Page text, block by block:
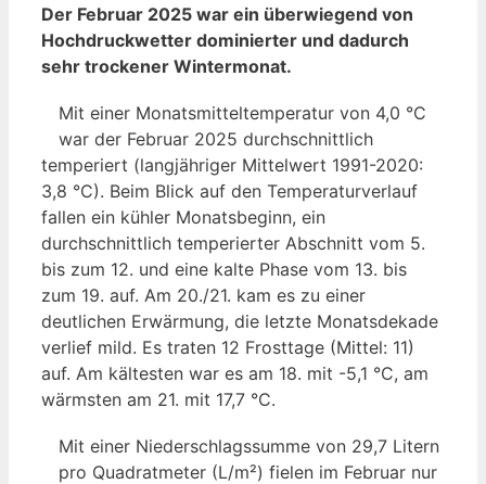
Der Februar 2025 war ein überwiegend von
Hochdruckwetter dominierter und dadurch
sehr trockener Wintermonat.
Mit einer Monatsmitteltemperatur von 4,0 °C
war der Februar 2025 durchschnittlich
temperiert (langjähriger Mittelwert 1991-2020:
3,8 °C). Beim Blick auf den Temperaturverlauf
fallen ein kühler Monatsbeginn, ein
durchschnittlich temperierter Abschnitt vom 5.
bis zum 12. und eine kalte Phase vom 13. bis
zum 19. auf. Am 20./21. kam es zu einer
deutlichen Erwärmung, die letzte Monatsdekade
verlief mild. Es traten 12 Frosttage (Mittel: 11)
auf. Am kältesten war es am 18. mit -5,1 °C, am
wärmsten am 21. mit 17,7 °C.
Mit einer Niederschlagssumme von 29,7 Litern
pro Quadratmeter (L/m²) fielen im Februar nur